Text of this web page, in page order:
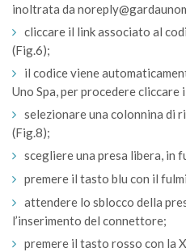
inoltrata da
cliccare il link associato al
(Fig.6);
il codice viene
Uno Spa, per procedere cliccare
selezionare una colonnina di
(Fig.8);
scegliere una presa libera, in
premere il tasto blu con il
attendere lo sblocco della
l’inserimento del connettore;
premere il tasto rosso con la